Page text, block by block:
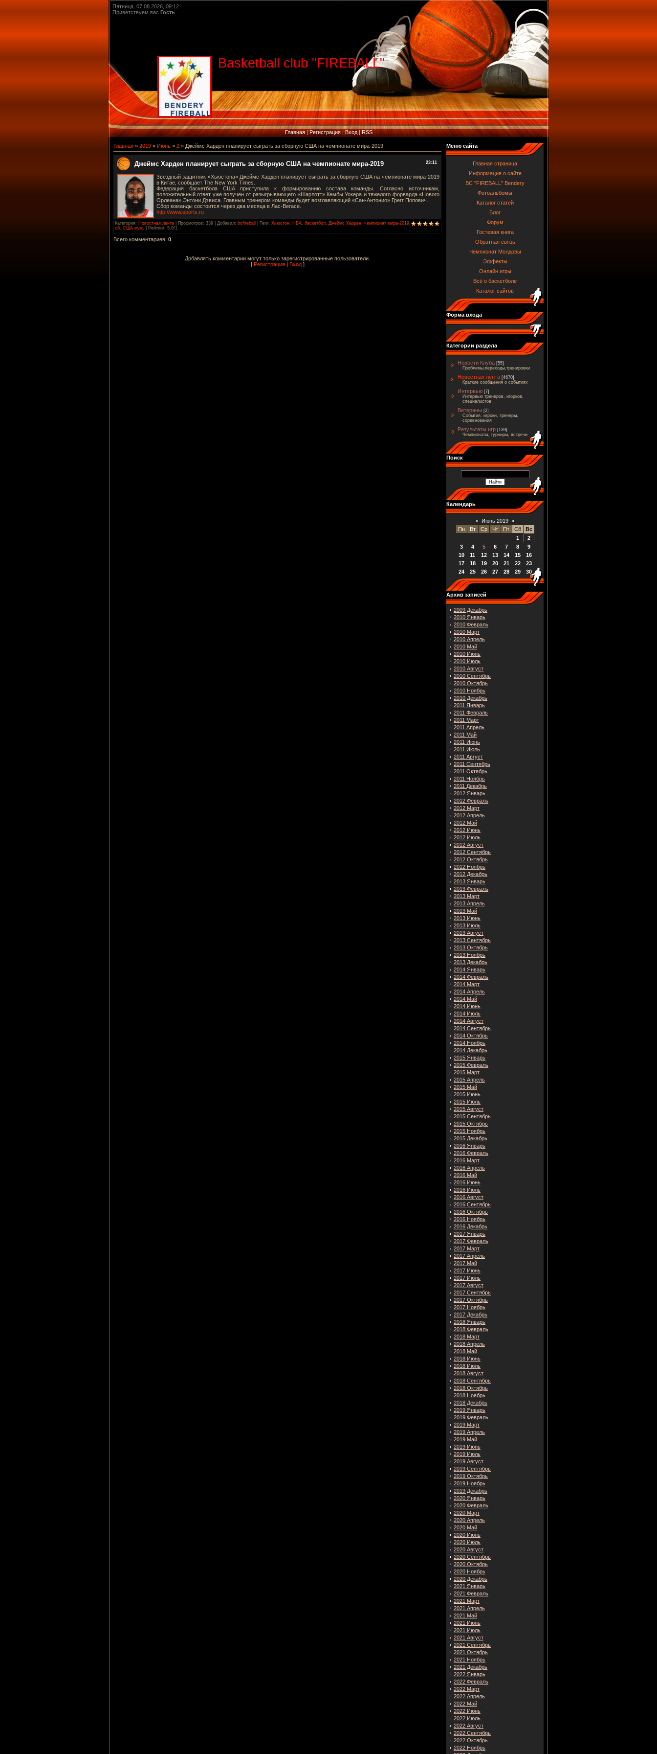
Пятница, 07.08.2026, 09:12
Приветствуем вас Гость
Basketball club "FIREBALL"
Главная|Регистрация|Вход|RSS
Главная » 2019 » Июнь » 2 » Джеймс Харден планирует сыграть за сборную США на чемпионате мира-2019
23:11
Джеймс Харден планирует сыграть за сборную США на чемпионате мира-2019
Звездный защитник «Хьюстона» Джеймс Харден планирует сыграть за сборную США на чемпионате мира-2019
в Китае, сообщает The New York Times.
Федерация баскетбола США приступила к формированию состава команды. Согласно источникам,
положительный ответ уже получен от разыгрывающего «Шарлотт» Кембы Уокера и тяжелого форварда «Нового
Орлеана» Энтони Дэвиса. Главным тренером команды будет возглавляющий «Сан-Антонио» Грегг Попович.
Сбор команды состоится через два месяца в Лас-Вегасе.
http://www.sports.ru
Категория: Новостная лента Просмотров: 339 | Добавил: bcfireball Теги: Хьюстон НБА баскетбол Джеймс Харден чемпионат мира-2019
сб. США муж.
Рейтинг: 5.0/1
Всего комментариев: 0
Добавлять комментарии могут только зарегистрированные пользователи.
[ Регистрация| Вход]
Меню сайта
Главная страница
Информация о сайте
BC "FIREBALL" Bendery
Фотоальбомы
Каталог статей
Блог
Форум
Гостевая книга
Обратная связь
Чемпионат Молдовы
Эффекты
Онлайн игры
Всё о баскетболе
Каталог сайтов
Форма входа
Категории раздела
Новости Клуба [55]
Проблемы,переходы,тренировки
Новостная лента [4670]
Краткие сообщения о событиях
Интервью [7]
Интервью тренеров, игорков,
специалистов
Ветераны [2]
События, игроки, тренеры,
соревнования
Результаты игр [139]
Чемпионаты, турниры, встречи
Поиск
Календарь
« Июнь 2019 »
Пн
Вт Ср Чт Пт Сб
Вс
1
2
3
4 5 6 7 8
9
10
11 12 13 14 15
16
17
18 19 20 21 22
23
24
25 26 27 28 29 30
Архив записей
2009 Декабрь
2010 Январь
2010 Февраль
2010 Март
2010 Апрель
2010 Май
2010 Июнь
2010 Июль
2010 Август
2010 Сентябрь
2010 Октябрь
2010 Ноябрь
2010 Декабрь
2011 Январь
2011 Февраль
2011 Март
2011 Апрель
2011 Май
2011 Июнь
2011 Июль
2011 Август
2011 Сентябрь
2011 Октябрь
2011 Ноябрь
2011 Декабрь
2012 Январь
2012 Февраль
2012 Март
2012 Апрель
2012 Май
2012 Июнь
2012 Июль
2012 Август
2012 Сентябрь
2012 Октябрь
2012 Ноябрь
2012 Декабрь
2013 Январь
2013 Февраль
2013 Март
2013 Апрель
2013 Май
2013 Июнь
2013 Июль
2013 Август
2013 Сентябрь
2013 Октябрь
2013 Ноябрь
2013 Декабрь
2014 Январь
2014 Февраль
2014 Март
2014 Апрель
2014 Май
2014 Июнь
2014 Июль
2014 Август
2014 Сентябрь
2014 Октябрь
2014 Ноябрь
2014 Декабрь
2015 Январь
2015 Февраль
2015 Март
2015 Апрель
2015 Май
2015 Июнь
2015 Июль
2015 Август
2015 Сентябрь
2015 Октябрь
2015 Ноябрь
2015 Декабрь
2016 Январь
2016 Февраль
2016 Март
2016 Апрель
2016 Май
2016 Июнь
2016 Июль
2016 Август
2016 Сентябрь
2016 Октябрь
2016 Ноябрь
2016 Декабрь
2017 Январь
2017 Февраль
2017 Март
2017 Апрель
2017 Май
2017 Июнь
2017 Июль
2017 Август
2017 Сентябрь
2017 Октябрь
2017 Ноябрь
2017 Декабрь
2018 Январь
2018 Февраль
2018 Март
2018 Апрель
2018 Май
2018 Июнь
2018 Июль
2018 Август
2018 Сентябрь
2018 Октябрь
2018 Ноябрь
2018 Декабрь
2019 Январь
2019 Февраль
2019 Март
2019 Апрель
2019 Май
2019 Июнь
2019 Июль
2019 Август
2019 Сентябрь
2019 Октябрь
2019 Ноябрь
2019 Декабрь
2020 Январь
2020 Февраль
2020 Март
2020 Апрель
2020 Май
2020 Июнь
2020 Июль
2020 Август
2020 Сентябрь
2020 Октябрь
2020 Ноябрь
2020 Декабрь
2021 Январь
2021 Февраль
2021 Март
2021 Апрель
2021 Май
2021 Июнь
2021 Июль
2021 Август
2021 Сентябрь
2021 Октябрь
2021 Ноябрь
2021 Декабрь
2022 Январь
2022 Февраль
2022 Март
2022 Апрель
2022 Май
2022 Июнь
2022 Июль
2022 Август
2022 Сентябрь
2022 Октябрь
2022 Ноябрь